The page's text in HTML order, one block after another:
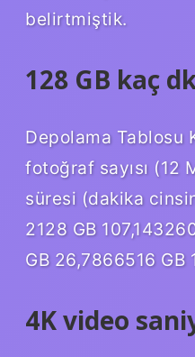
belirtmiştik.
128 GB kaç
Depolama Tablosu
fotoğraf sayısı (12
süresi (dakika
2128 GB
GB 26,7866516 GB
4K video